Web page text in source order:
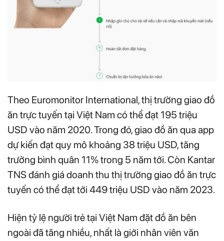
Theo Euromonitor International, thị trường giao đồ
ăn trực tuyến tại Việt Nam có thể đạt 195 triệu
USD vào năm 2020. Trong đó, giao đồ ăn qua app
dự kiến đạt quy mô khoảng 38 triệu USD, tăng
trưởng bình quân 11% trong 5 năm tới. Còn Kantar
TNS đánh giá doanh thu thị trường giao đồ ăn trực
tuyến có thể đạt tới 449 triệu USD vào năm 2023.
Hiện tỷ lệ người trẻ tại Việt Nam đặt đồ ăn bên
ngoài đã tăng nhiều, nhất là giới nhân viên văn